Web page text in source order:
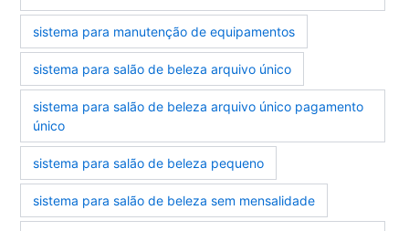
sistema para manutenção de equipamentos
sistema para salão de beleza arquivo único
sistema para salão de beleza arquivo único pagamento
único
sistema para salão de beleza pequeno
sistema para salão de beleza sem mensalidade